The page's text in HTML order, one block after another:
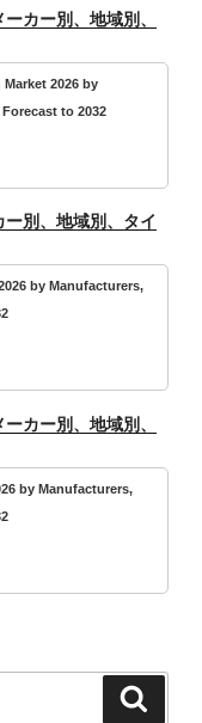
カー別、地域別、
2026 by
to 2032
別、地域別、タイ
by Manufacturers,
カー別、地域別、
by Manufacturers,